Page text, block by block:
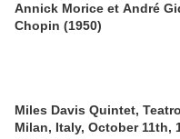
Annick Morice et André
Chopin (1950)
Miles Davis Quintet,
Milan, Italy, October 11th,